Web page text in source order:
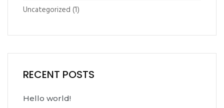
Uncategorized (1)
RECENT POSTS
Hello world!